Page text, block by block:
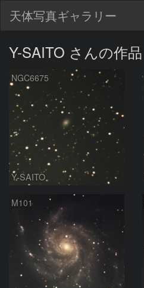
天体写真ギャラリー
Y-SAITO さんの作品
NGC6675
Y-SAITO
M101